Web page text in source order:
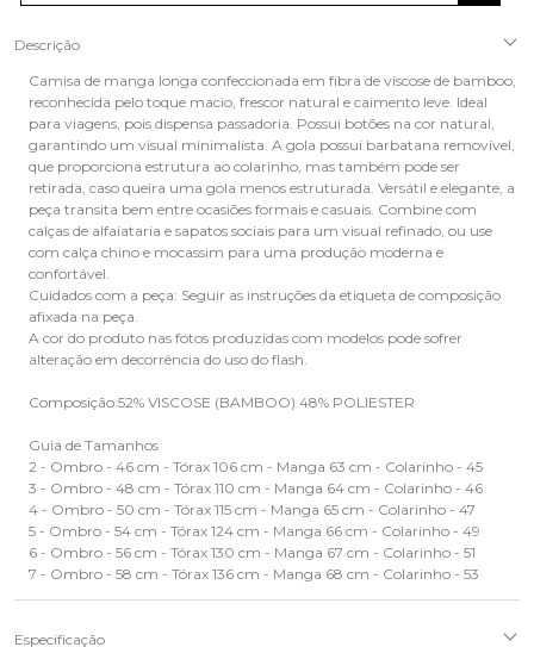
Descrição
Camisa de manga longa confeccionada em fibra de viscose de bamboo,
reconhecida pelo toque macio, frescor natural e caimento leve. Ideal
para viagens, pois dispensa passadoria. Possui botões na cor natural,
garantindo um visual minimalista. A gola possui barbatana removível,
que proporciona estrutura ao colarinho, mas também pode ser
retirada, caso queira uma gola menos estruturada. Versátil e elegante, a
peça transita bem entre ocasiões formais e casuais. Combine com
calças de alfaiataria e sapatos sociais para um visual refinado, ou use
com calça chino e mocassim para uma produção moderna e
confortável.
Cuidados com a peça: Seguir as instruções da etiqueta de composição
afixada na peça.
A cor do produto nas fotos produzidas com modelos pode sofrer
alteração em decorrência do uso do flash.
Composição:52% VISCOSE (BAMBOO) 48% POLIESTER
Guia de Tamanhos
2 - Ombro - 46 cm - Tórax 106 cm - Manga 63 cm - Colarinho - 45
3 - Ombro - 48 cm - Tórax 110 cm - Manga 64 cm - Colarinho - 46
4 - Ombro - 50 cm - Tórax 115 cm - Manga 65 cm - Colarinho - 47
5 - Ombro - 54 cm - Tórax 124 cm - Manga 66 cm - Colarinho - 49
6 - Ombro - 56 cm - Tórax 130 cm - Manga 67 cm - Colarinho - 51
7 - Ombro - 58 cm - Tórax 136 cm - Manga 68 cm - Colarinho - 53
Especificação